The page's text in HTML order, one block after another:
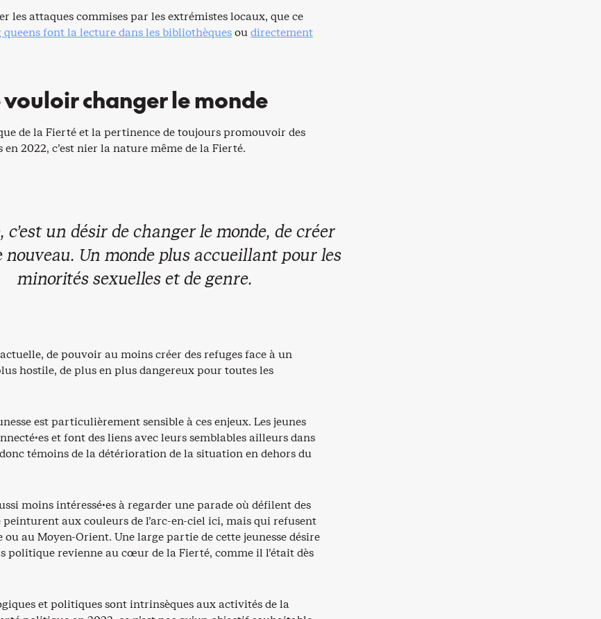
les attaques commises par les extrémistes locaux, que ce
queens font la lecture dans les bibliothèquesoudirectement
vouloir changer le monde
de la Fierté et la pertinence de toujours promouvoir des
2022, c’est nier la nature même de la Fierté.
c’est un désir de changer le monde, de créer
nouveau. Un monde plus accueillant pour les
minorités sexuelles et de genre.
de pouvoir au moins créer des refuges face à un
hostile, de plus en plus dangereux pour toutes les
est particulièrement sensible à ces enjeux. Les jeunes
et font des liens avec leurs semblables ailleurs dans
témoins de la détérioration de la situation en dehors du
moins intéressé·es à regarder une parade où défilent des
aux couleurs de l’arc-en-ciel ici, mais qui refusent
ou au Moyen-Orient. Une large partie de cette jeunesse désire
politique revienne au cœur de la Fierté, comme il l’était dès
et politiques sont intrinsèques aux activités de la